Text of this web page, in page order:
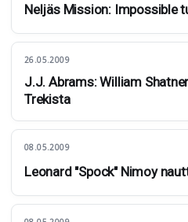
Neljäs Mission: Impossible
26.05.2009
J.J. Abrams: William
Trekista
08.05.2009
Leonard "Spock" Nimoy